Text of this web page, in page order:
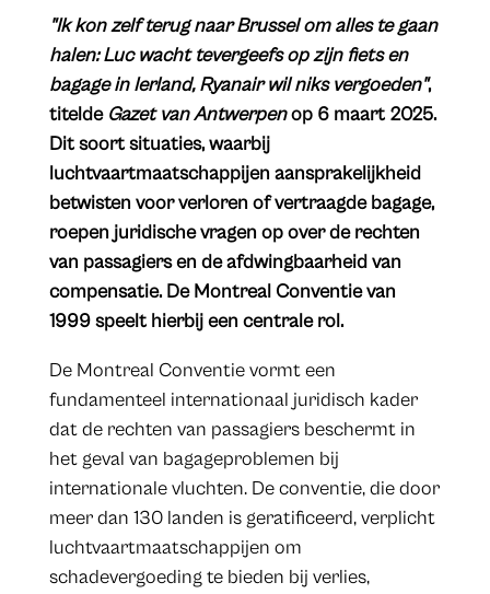
"Ik kon zelf terug naar Brussel om alles te gaan
halen: Luc wacht tevergeefs op zijn fiets en
bagage in Ierland, Ryanair wil niks vergoeden",
titelde Gazet van Antwerpenop 6 maart 2025.
Dit soort situaties, waarbij
luchtvaartmaatschappijen aansprakelijkheid
betwisten voor verloren of vertraagde bagage,
roepen juridische vragen op over de rechten
van passagiers en de afdwingbaarheid van
compensatie. De Montreal Conventie van
1999 speelt hierbij een centrale rol.
De Montreal Conventie vormt een
fundamenteel internationaal juridisch kader
dat de rechten van passagiers beschermt in
het geval van bagageproblemen bij
internationale vluchten. De conventie, die door
meer dan 130 landen is geratificeerd, verplicht
luchtvaartmaatschappijen om
schadevergoeding te bieden bij verlies,